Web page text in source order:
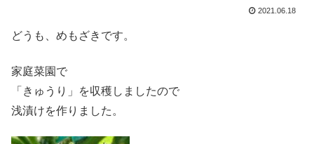
2021.06.18
どうも、めもざきです。
家庭菜園で
「きゅうり」を収穫しましたので
浅漬けを作りました。